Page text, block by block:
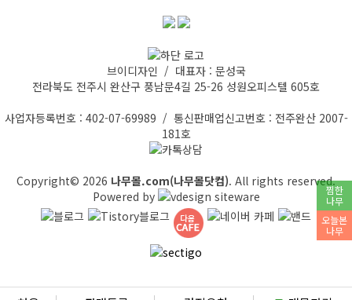
브이디자인 / 대표자 : 문성국
전라북도 전주시 완산구 풍남문4길 25-26 성원오피스텔 605호
사업자등록번호 : 402-07-69989 / 통신판매업신고번호 : 전주완산 2007-
181호
Copyright© 2026 나무몰.com(나무몰닷컴). All rights reserved.
Powered by
찜한
나무
오늘본
나무